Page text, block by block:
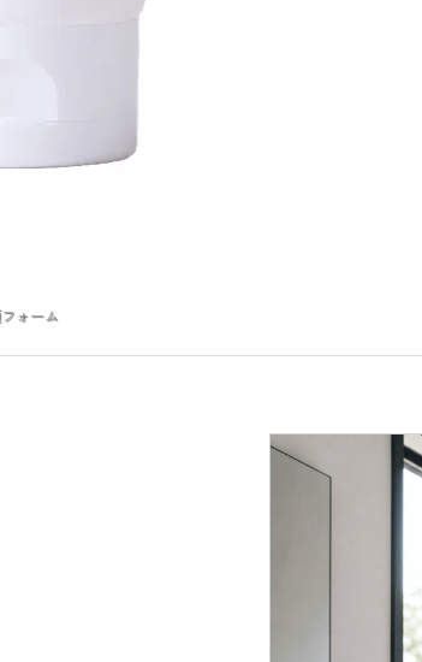
ォーム